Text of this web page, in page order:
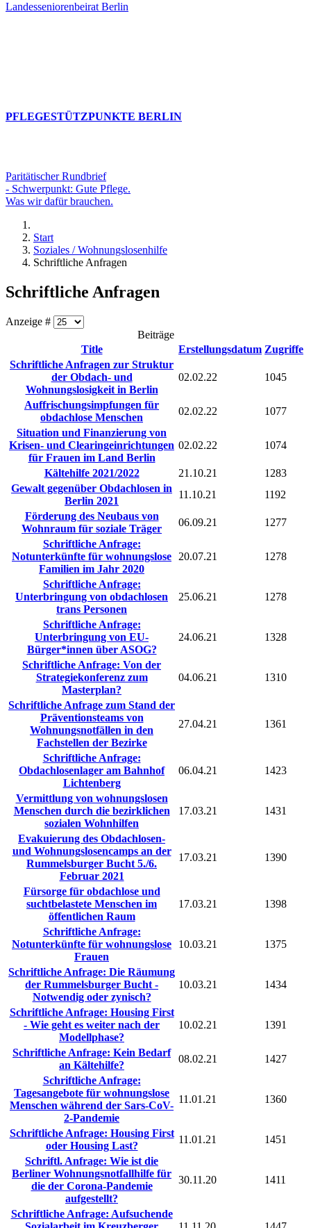
Landesseniorenbeirat Berlin
PFLEGESTÜTZPUNKTE BERLIN
Paritätischer Rundbrief
- Schwerpunkt: Gute Pflege.
Was wir dafür brauchen.
Start
Soziales / Wohnungslosenhilfe
Schriftliche Anfragen
Schriftliche Anfragen
Anzeige #
Beiträge
Title
Erstellungsdatum Zugriffe
Schriftliche Anfragen zur Struktur
der Obdach- und
Wohnungslosigkeit in Berlin
02.02.22 1045
Auffrischungsimpfungen für
obdachlose Menschen
02.02.22
1077
Situation und Finanzierung von
Krisen- und Clearingeinrichtungen
für Frauen im Land Berlin
02.02.22 1074
Kältehilfe 2021/2022 21.10.21
1283
Gewalt gegenüber Obdachlosen in
Berlin 2021
11.10.21
1192
Förderung des Neubaus von
Wohnraum für soziale Träger
06.09.21
1277
Schriftliche Anfrage:
Notunterkünfte für wohnungslose
Familien im Jahr 2020
20.07.21 1278
Schriftliche Anfrage:
Unterbringung von obdachlosen
trans Personen
25.06.21 1278
Schriftliche Anfrage:
Unterbringung von EU-
Bürger*innen über ASOG?
24.06.21 1328
Schriftliche Anfrage: Von der
Strategiekonferenz zum
Masterplan?
04.06.21 1310
Schriftliche Anfrage zum Stand der
Präventionsteams von
Wohnungsnotfällen in den
Fachstellen der Bezirke
27.04.21 1361
Schriftliche Anfrage:
Obdachlosenlager am Bahnhof
Lichtenberg
06.04.21 1423
Vermittlung von wohnungslosen
Menschen durch die bezirklichen
sozialen Wohnhilfen
17.03.21 1431
Evakuierung des Obdachlosen-
und Wohnungslosencamps an der
Rummelsburger Bucht 5./6.
Februar 2021
17.03.21 1390
Fürsorge für obdachlose und
suchtbelastete Menschen im
öffentlichen Raum
17.03.21 1398
Schriftliche Anfrage:
Notunterkünfte für wohnungslose
Frauen
10.03.21 1375
Schriftliche Anfrage: Die Räumung
der Rummelsburger Bucht -
Notwendig oder zynisch?
10.03.21 1434
Schriftliche Anfrage: Housing First
- Wie geht es weiter nach der
Modellphase?
10.02.21 1391
Schriftliche Anfrage: Kein Bedarf
an Kältehilfe?
08.02.21
1427
Schriftliche Anfrage:
Tagesangebote für wohnungslose
Menschen während der Sars-CoV-
2-Pandemie
11.01.21 1360
Schriftliche Anfrage: Housing First
oder Housing Last?
11.01.21
1451
Schriftl. Anfrage: Wie ist die
Berliner Wohnungsnotfallhilfe für
die der Corona-Pandemie
aufgestellt?
30.11.20 1411
Schriftliche Anfrage: Aufsuchende